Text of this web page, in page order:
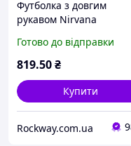
Футболка з довгим
рукавом Nirvana
Розмір XL
Готово до відправки
819.50₴
Купити
Rockway.com.ua